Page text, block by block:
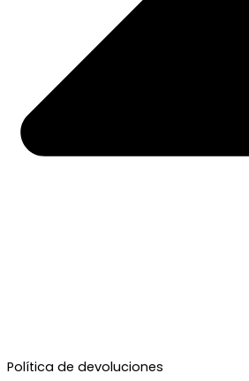
Política de devoluciones